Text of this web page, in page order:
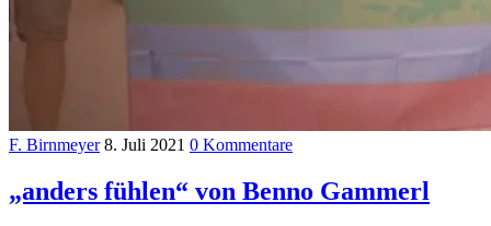
F. Birnmeyer 8. Juli 2021 0 Kommentare
„anders fühlen“ von Benno Gammerl